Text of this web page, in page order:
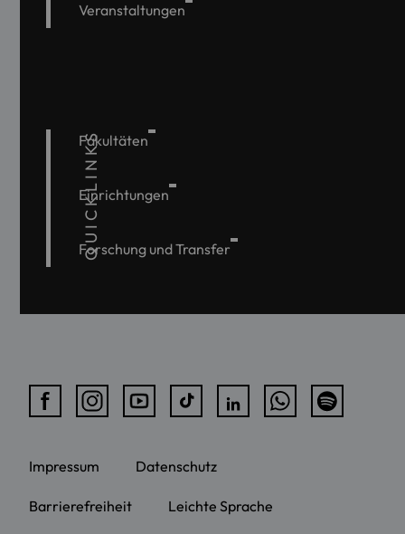
Veranstaltungen
QUICKLINKS
Fakultäten
Einrichtungen
Forschung und Transfer
Impressum Datenschutz
Barrierefreiheit Leichte Sprache